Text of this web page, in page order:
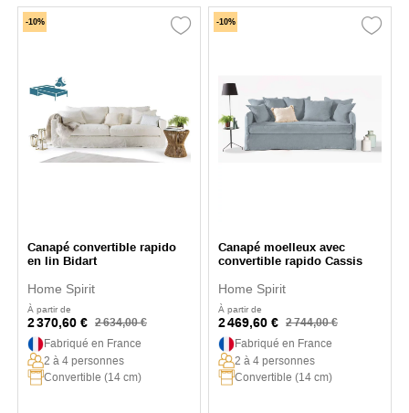
-10%
Canapé convertible rapido
en lin Bidart
Home Spirit
À partir de
2 370,60 € 2 634,00 €
Fabriqué en France
2 à 4 personnes
Convertible (14 cm)
-10%
Canapé moelleux avec
convertible rapido Cassis
Home Spirit
À partir de
2 469,60 € 2 744,00 €
Fabriqué en France
2 à 4 personnes
Convertible (14 cm)